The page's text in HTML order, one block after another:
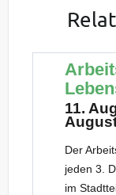
11.
Der
jeden 3.
im